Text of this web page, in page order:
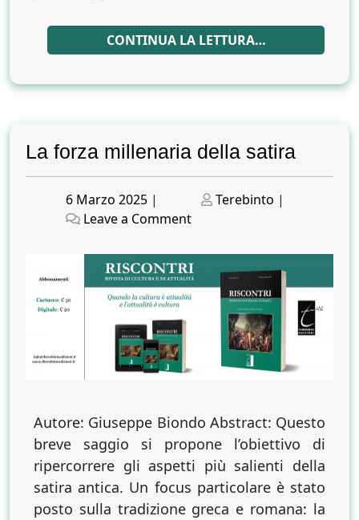
CONTINUA LA LETTURA…
La forza millenaria della satira
Posted
on
6 Marzo 2025 |
Posted
Terebinto |
Leave a Commenton
forza
millenaria
della
Autore: Giuseppe Biondo Abstract: Questo
breve saggio si propone l’obiettivo di
ripercorrere gli aspetti più salienti della
satira antica. Un focus particolare è stato
posto sulla tradizione greca e romana: la